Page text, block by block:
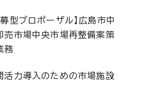
募型プロポーザル】広島市中
売市場中央市場再整備案策
務
活力導入のための市場施設